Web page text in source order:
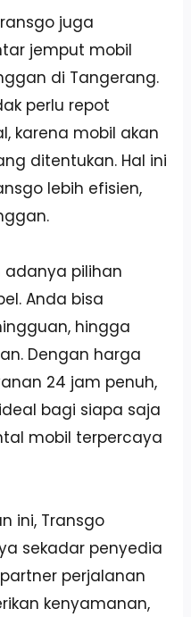
juga
jemput mobil
di Tangerang.
perlu repot
karena mobil akan
ditentukan. Hal ini
lebih efisien,
adanya pilihan
Anda bisa
hingga
Dengan harga
24 jam penuh,
bagi siapa saja
mobil terpercaya
ini, Transgo
sekadar penyedia
perjalanan
kenyamanan,